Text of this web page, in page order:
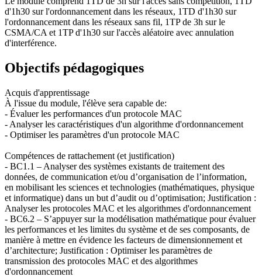
d'1h30 sur l'ordonnancement dans les réseaux, 1TD d'1h30 sur
l'ordonnancement dans les réseaux sans fil, 1TP de 3h sur le
CSMA/CA et 1TP d'1h30 sur l'accès aléatoire avec annulation
d'interférence.
Objectifs pédagogiques
Acquis d'apprentissage
À l'issue du module, l'élève sera capable de:
- Évaluer les performances d'un protocole MAC
- Analyser les caractéristiques d'un algorithme d'ordonnancement
- Optimiser les paramètres d'un protocole MAC
Compétences de rattachement (et justification)
- BC1.1 – Analyser des systèmes existants de traitement des
données, de communication et/ou d’organisation de l’information,
en mobilisant les sciences et technologies (mathématiques, physique
et informatique) dans un but d’audit ou d’optimisation; Justification :
Analyser les protocoles MAC et les algorithmes d'ordonnancement
- BC6.2 – S’appuyer sur la modélisation mathématique pour évaluer
les performances et les limites du système et de ses composants, de
manière à mettre en évidence les facteurs de dimensionnement et
d’architecture; Justification : Optimiser les paramètres de
transmission des protocoles MAC et des algorithmes
d'ordonnancement